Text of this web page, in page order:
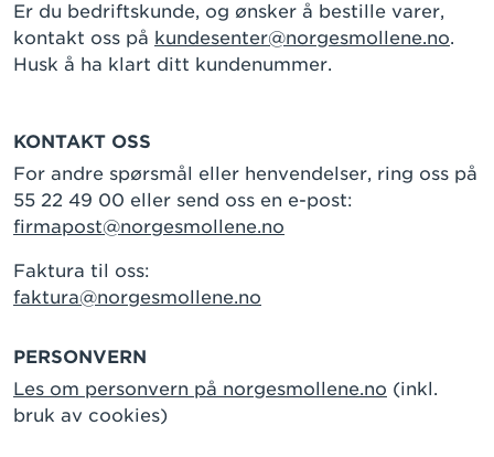
Er du bedriftskunde, og ønsker å bestille varer,
kontakt oss på kundesenter@norgesmollene.no.
Husk å ha klart ditt kundenummer.
KONTAKT OSS
For andre spørsmål eller henvendelser, ring oss på
55 22 49 00 eller send oss en e-post:
firmapost@norgesmollene.no
Faktura til oss:
faktura@norgesmollene.no
PERSONVERN
Les om personvern på norgesmollene.no (inkl.
bruk av cookies)